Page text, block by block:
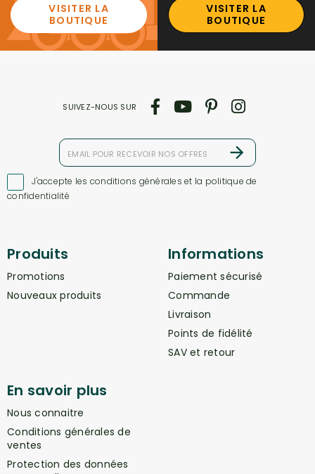
VISITER LA
BOUTIQUE
VISITER LA
BOUTIQUE
J'accepte les conditions générales et la politique de
confidentialité
SUIVEZ-NOUS SUR
Produits
Promotions
Nouveaux produits
Informations
Paiement sécurisé
Commande
Livraison
Points de fidélité
SAV et retour
En savoir plus
Nous connaitre
Conditions générales de
ventes
Protection des données